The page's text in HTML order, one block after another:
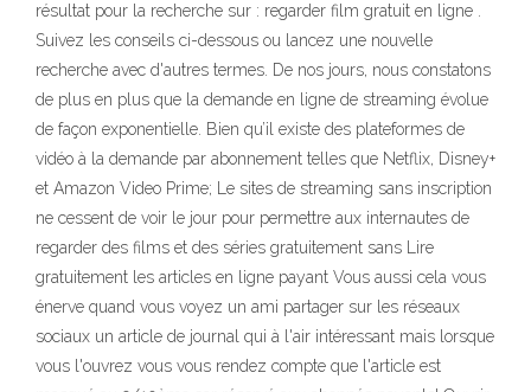
résultat pour la recherche sur : regarder film gratuit en ligne .
Suivez les conseils ci-dessous ou lancez une nouvelle
recherche avec d'autres termes. De nos jours, nous constatons
de plus en plus que la demande en ligne de streaming évolue
de façon exponentielle. Bien qu’il existe des plateformes de
vidéo à la demande par abonnement telles que Netflix, Disney+
et Amazon Video Prime; Le sites de streaming sans inscription
ne cessent de voir le jour pour permettre aux internautes de
regarder des films et des séries gratuitement sans Lire
gratuitement les articles en ligne payant Vous aussi cela vous
énerve quand vous voyez un ami partager sur les réseaux
sociaux un article de journal qui à l'air intéressant mais lorsque
vous l'ouvrez vous vous rendez compte que l'article est